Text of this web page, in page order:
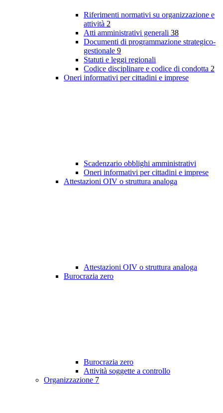
Riferimenti normativi su organizzazione e
attività 2
Atti amministrativi generali 38
Documenti di programmazione strategico-
gestionale 9
Statuti e leggi regionali
Codice disciplinare e codice di condotta 2
Oneri informativi per cittadini e imprese
Scadenzario obblighi amministrativi
Oneri informativi per cittadini e imprese
Attestazioni OIV o struttura analoga
Attestazioni OIV o struttura analoga
Burocrazia zero
Burocrazia zero
Attività soggette a controllo
Organizzazione 7